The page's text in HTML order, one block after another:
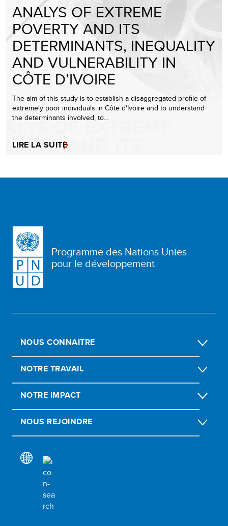
ANALYS OF EXTREME
POVERTY AND ITS
DETERMINANTS, INEQUALITY
AND VULNERABILITY IN
CÔTE D’IVOIRE
The aim of this study is to establish a disaggregated profile of
extremely poor individuals in Côte d'Ivoire and to understand
the determinants involved, to…
LIRE LA SUITE
Programme des Nations Unies
pour le développement
NOUS CONNAITRE
NOTRE TRAVAIL
NOTRE IMPACT
NOUS REJOINDRE